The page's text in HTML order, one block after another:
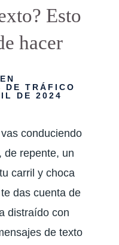
Esto
hacer
DE TRÁFICO
DE 2024
conduciendo
de repente, un
carril y choca
das cuenta de
distraído con
de texto